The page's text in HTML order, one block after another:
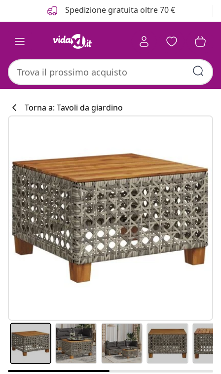
Spedizione gratuita oltre 70 €
Torna a: Tavoli da giardino